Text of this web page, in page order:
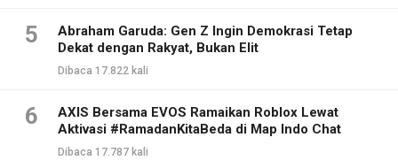
5
Abraham Garuda: Gen Z Ingin Demokrasi Tetap
Dekat dengan Rakyat, Bukan Elit
Dibaca 17.822 kali
6
AXIS Bersama EVOS Ramaikan Roblox Lewat
Aktivasi #RamadanKitaBeda di Map Indo Chat
Dibaca 17.787 kali